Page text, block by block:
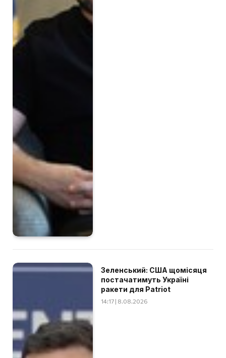
Зеленський: США щомісяця
постачатимуть Україні
ракети для Patriot
14:17 | 8.08.2026